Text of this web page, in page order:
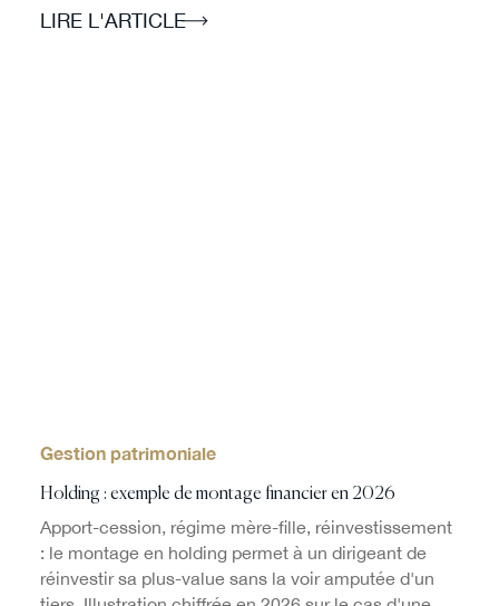
LIRE L'ARTICLE
Gestion patrimoniale
Holding : exemple de montage financier en 2026
Apport-cession, régime mère-fille, réinvestissement
: le montage en holding permet à un dirigeant de
réinvestir sa plus-value sans la voir amputée d'un